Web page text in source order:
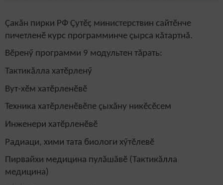
Çакăн пирки РФ Çутӗç министерствин сайтӗнче
пичетленӗ курс программинче çырса кăтартнă.
Вӗренӳ программи 9 модультен тăрать:
Тактикăлла хатӗрленӳ
Вут-хӗм хатӗрленӗвӗ
Техника хатӗрленӗвӗпе çыхăну никӗсӗсем
Инженери хатӗрленӗвӗ
Радиаци, хими тата биологи хӳтӗлевӗ
Пирвайхи медицина пулăшăвӗ (Тактикăлла
медицина)